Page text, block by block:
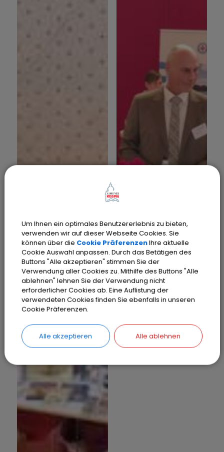
Um Ihnen ein optimales Benutzererlebnis zu bieten,
verwenden wir auf dieser Webseite Cookies. Sie
können über die Cookie PräferenzenIhre aktuelle
Cookie Auswahl anpassen. Durch das Betätigen des
Buttons "Alle akzeptieren" stimmen Sie der
Verwendung aller Cookies zu. Mithilfe des Buttons "Alle
ablehnen" lehnen Sie der Verwendung nicht
erforderlicher Cookies ab. Eine Auflistung der
verwendeten Cookies finden Sie ebenfalls in unseren
Cookie Präferenzen.
Alle akzeptieren Alle ablehnen